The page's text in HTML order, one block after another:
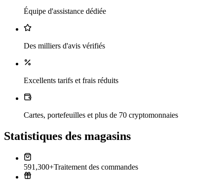
Équipe d'assistance dédiée
Des milliers d'avis vérifiés
Excellents tarifs et frais réduits
Cartes, portefeuilles et plus de 70 cryptomonnaies
Statistiques des magasins
591,300+Traitement des commandes